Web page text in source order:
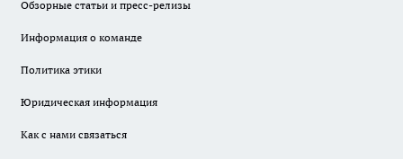
Обзорные статьи и пресс-релизы
Информация о команде
Политика этики
Юридическая информация
Как с нами связаться